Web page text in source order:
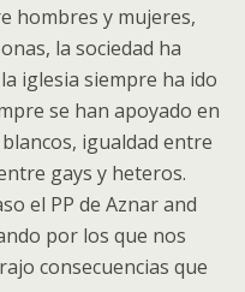
hombres y mujeres,
la sociedad ha
iglesia siempre ha ido
se han apoyado en
igualdad entre
gays y heteros.
el PP de Aznar and
por los que nos
consecuencias que